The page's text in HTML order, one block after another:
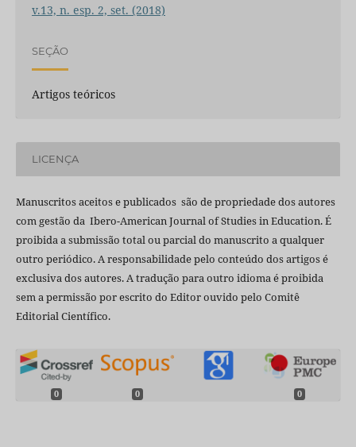
v.13, n. esp. 2, set. (2018)
SEÇÃO
Artigos teóricos
LICENÇA
Manuscritos aceitos e publicados são de propriedade dos autores
com gestão da Ibero-American Journal of Studies in Education. É
proibida a submissão total ou parcial do manuscrito a qualquer
outro periódico. A responsabilidade pelo conteúdo dos artigos é
exclusiva dos autores. A tradução para outro idioma é proibida
sem a permissão por escrito do Editor ouvido pelo Comitê
Editorial Científico.
0 0 0